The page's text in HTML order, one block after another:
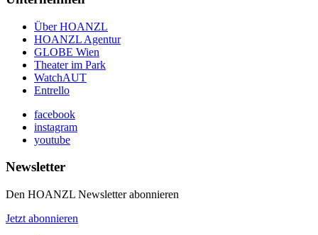
Über HOANZL
HOANZL Agentur
GLOBE Wien
Theater im Park
WatchAUT
Entrello
facebook
instagram
youtube
Newsletter
Den HOANZL Newsletter abonnieren
Jetzt abonnieren